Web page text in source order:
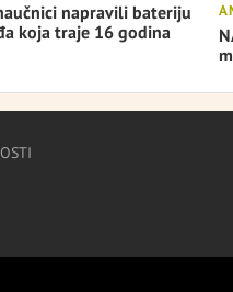
napravili bateriju
koja traje 16 godina